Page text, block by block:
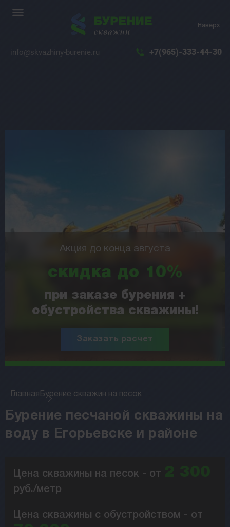
Наверх
info@skvazhiny-burenie.ru +7(965)-333-44-30
Акция до конца августа
скидка до 10%
при заказе бурения +
обустройства скважины!
Заказать расчет
Главная Бурение скважин на песок
Бурение песчаной скважины на
воду в Егорьевске и районе
Цена скважины на песок - от
руб./метр
Цена скважины с обустройством - от